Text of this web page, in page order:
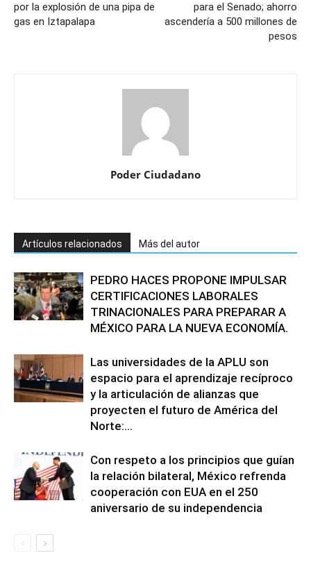
por la explosión de una pipa de
gas en Iztapalapa
para el Senado; ahorro
ascendería a 500 millones de
pesos
Poder Ciudadano
Artículos relacionados Más del autor
PEDRO HACES PROPONE IMPULSAR
CERTIFICACIONES LABORALES
TRINACIONALES PARA PREPARAR A
MÉXICO PARA LA NUEVA ECONOMÍA.
Las universidades de la APLU son
espacio para el aprendizaje recíproco
y la articulación de alianzas que
proyecten el futuro de América del
Norte:...
Con respeto a los principios que guían
la relación bilateral, México refrenda
cooperación con EUA en el 250
aniversario de su independencia